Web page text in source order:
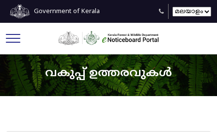
Government of Kerala
വകുപ്പ് ഉത്തരവുകൾ